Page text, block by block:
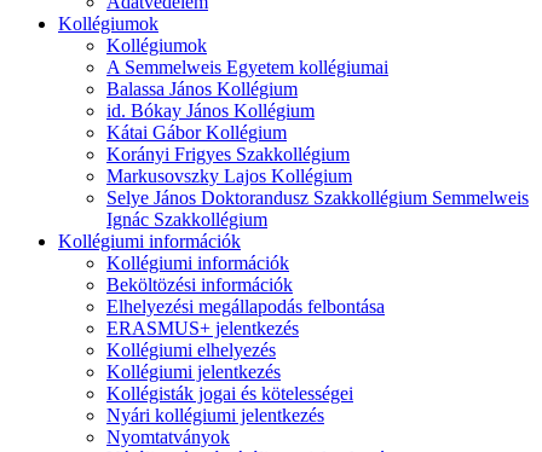
Kollégiumok
Kollégiumok
A Semmelweis Egyetem kollégiumai
Balassa János Kollégium
id. Bókay János Kollégium
Kátai Gábor Kollégium
Korányi Frigyes Szakkollégium
Markusovszky Lajos Kollégium
Selye János Doktorandusz Szakkollégium Semmelweis
Ignác Szakkollégium
Kollégiumi információk
Kollégiumi információk
Beköltözési információk
Elhelyezési megállapodás felbontása
ERASMUS+ jelentkezés
Kollégiumi elhelyezés
Kollégiumi jelentkezés
Kollégisták jogai és kötelességei
Nyári kollégiumi jelentkezés
Nyomtatványok